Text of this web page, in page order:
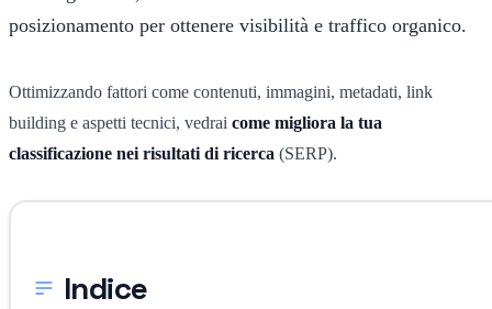
posizionamento per ottenere visibilità e traffico organico.
Ottimizzando fattori come contenuti, immagini, metadati, link
building e aspetti tecnici, vedrai come migliora la tua
classificazione nei risultati di ricerca (SERP).
Indice